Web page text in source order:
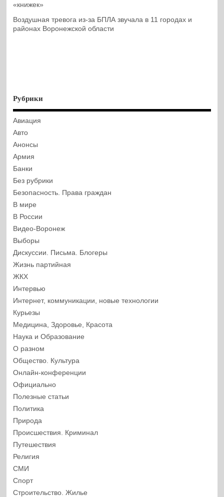
«книжек»
Воздушная тревога из-за БПЛА звучала в 11 городах и
районах Воронежской области
Рубрики
Авиация
Авто
Анонсы
Армия
Банки
Без рубрики
Безопасность. Права граждан
В мире
В России
Видео-Воронеж
Выборы
Дискуссии. Письма. Блогеры
Жизнь партийная
ЖКХ
Интервью
Интернет, коммуникации, новые технологии
Курьезы
Медицина, Здоровье, Красота
Наука и Образование
О разном
Общество. Культура
Онлайн-конференции
Официально
Полезные статьи
Политика
Природа
Происшествия. Криминал
Путешествия
Религия
СМИ
Спорт
Строительство. Жилье